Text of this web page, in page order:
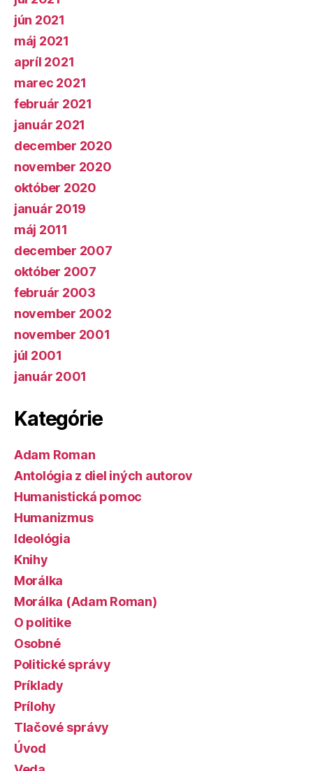
jún 2021
máj 2021
apríl 2021
marec 2021
február 2021
január 2021
december 2020
november 2020
október 2020
január 2019
máj 2011
december 2007
október 2007
február 2003
november 2002
november 2001
júl 2001
január 2001
Kategórie
Adam Roman
Antológia z diel iných autorov
Humanistická pomoc
Humanizmus
Ideológia
Knihy
Morálka
Morálka (Adam Roman)
O politike
Osobné
Politické správy
Príklady
Prílohy
Tlačové správy
Úvod